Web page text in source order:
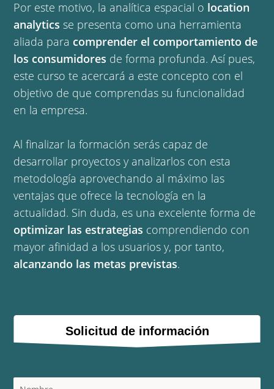
Por este motivo, la analítica espacial o location
analytics se presenta como una herramienta
aliada para comprender el comportamiento de
los consumidores de forma profunda. Así pues,
este curso te acercará a este concepto con el
objetivo de que comprendas su funcionalidad
en la empresa.
Al finalizar la formación serás capaz de
desarrollar proyectos y analizarlos con esta
metodología aprovechando al máximo las
ventajas que ofrece la tecnología en la
actualidad. Sin duda, es una excelente forma de
optimizar las estrategias comprendiendo con
mayor afinidad a los usuarios y, por tanto,
alcanzando las metas previstas.
Solicitud de información